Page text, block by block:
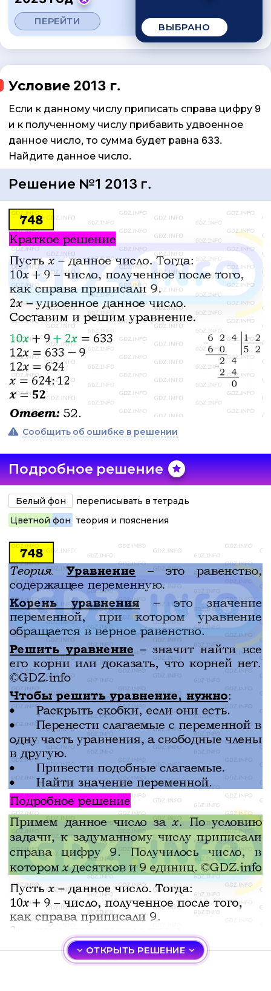
ПЕРЕЙТИ
ВЫБРАНО
Условие 2013 г.
Если к данному числу приписать справа цифру 9
и к полученному числу прибавить удвоенное
данное число, то сумма будет равна 633.
Найдите данное число.
Решение №1 2013 г.
Сообщить об ошибке в решении
Подробное решение
Белый фон
переписывать в тетрадь
Цветной фон теория и пояснения
ОТКРЫТЬ РЕШЕНИЕ